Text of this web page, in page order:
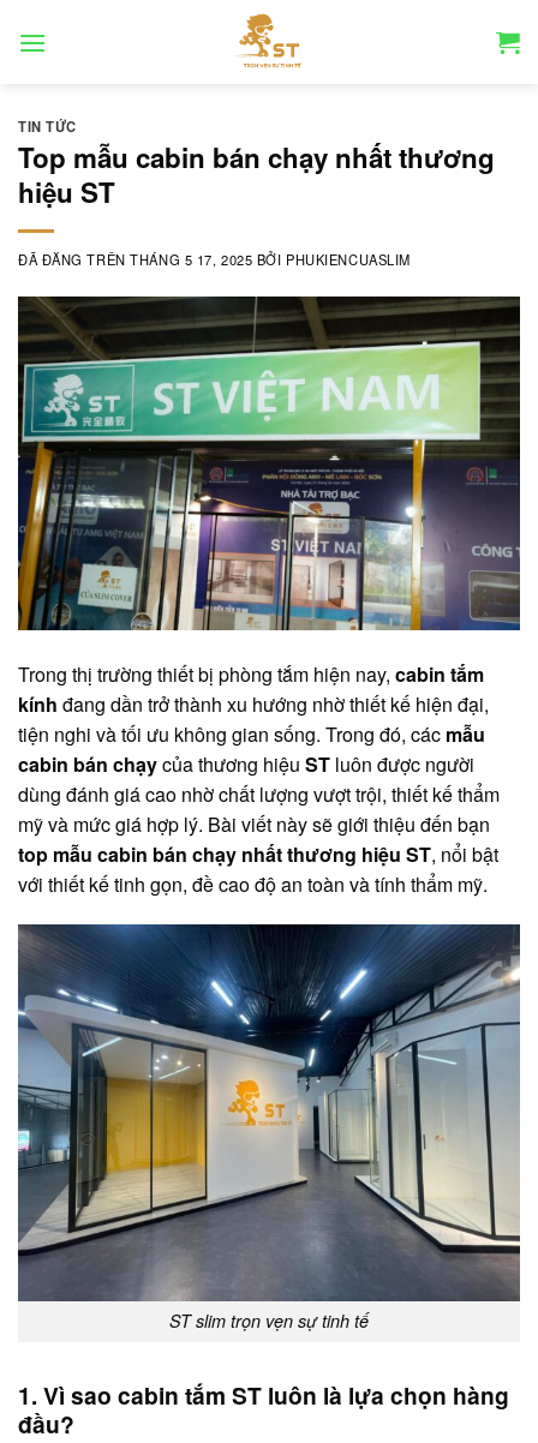
đến
TIN TỨC
Top mẫu cabin bán chạy nhất thương
hiệu ST
ĐÃ ĐĂNG TRÊNTHÁNG 5 17, 2025 BỞI PHUKIENCUASLIM
Trong thị trường thiết bị phòng tắm hiện nay, cabin tắm
kính đang dần trở thành xu hướng nhờ thiết kế hiện đại,
tiện nghi và tối ưu không gian sống. Trong đó, các mẫu
cabin bán chạycủa thương hiệu ST luôn được người
dùng đánh giá cao nhờ chất lượng vượt trội, thiết kế thẩm
mỹ và mức giá hợp lý. Bài viết này sẽ giới thiệu đến bạn
top mẫu cabin bán chạy nhất thương hiệu ST, nổi bật
với thiết kế tinh gọn, đề cao độ an toàn và tính thẩm mỹ.
ST slim trọn vẹn sự tinh tế
1. Vì sao cabin tắm ST luôn là lựa chọn hàng
đầu?